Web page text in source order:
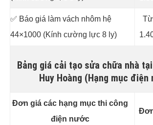
✅ Báo giá làm vách nhôm hệ
44×1000 (Kính cường lực 8 ly)
Bảng giá cải tạo sửa chữa nhà
Huy Hoàng (Hạng mục điện
Đơn giá các hạng mục thi công
điện nước